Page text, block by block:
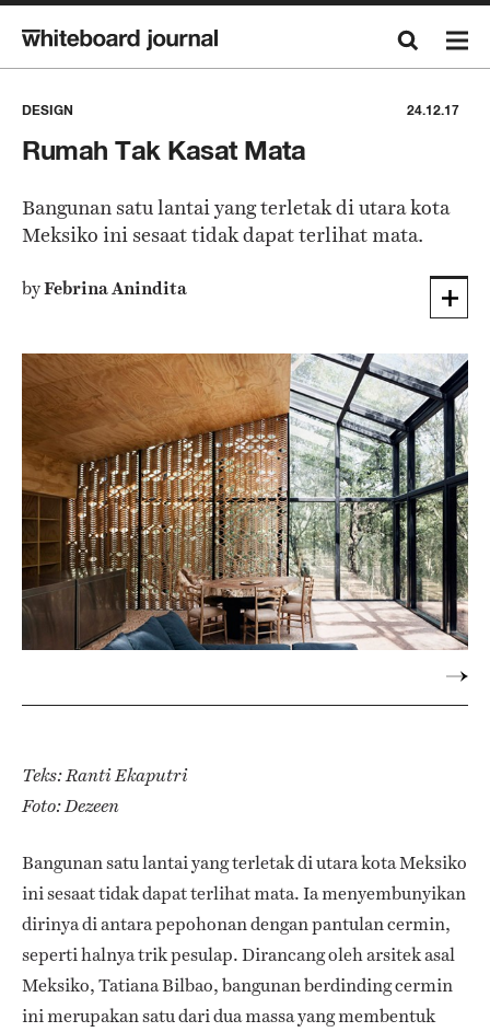
DESIGN 24.12.17
Rumah Tak Kasat Mata
Bangunan satu lantai yang terletak di utara kota
Meksiko ini sesaat tidak dapat terlihat mata.
byFebrina Anindita
Teks: Ranti Ekaputri
Foto: Dezeen
Bangunan satu lantai yang terletak di utara kota Meksiko
ini sesaat tidak dapat terlihat mata. Ia menyembunyikan
dirinya di antara pepohonan dengan pantulan cermin,
seperti halnya trik pesulap. Dirancang oleh arsitek asal
Meksiko, Tatiana Bilbao, bangunan berdinding cermin
ini merupakan satu dari dua massa yang membentuk